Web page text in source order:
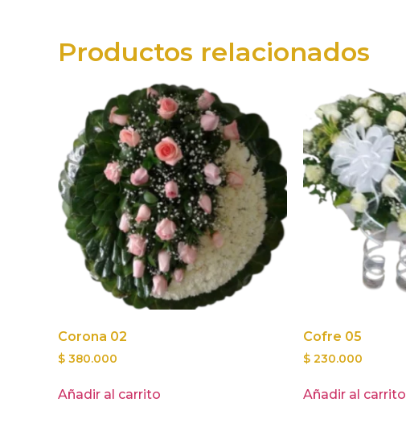
Productos relacionados
Corona 02
$ 380.000
Añadir al carrito
Cofre 05
$ 230.000
Añadir al carrito